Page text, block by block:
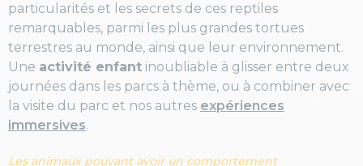
particularités et les secrets de ces reptiles
remarquables, parmi les plus grandes tortues
terrestres au monde, ainsi que leur environnement.
Une activité enfant inoubliable à glisser entre deux
journées dans les parcs à thème, ou à combiner avec
la visite du parc et nos autres expériences
immersives.
Les animaux pouvant avoir un comportement